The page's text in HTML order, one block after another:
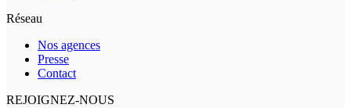
Réseau
Nos agences
Presse
Contact
REJOIGNEZ-NOUS